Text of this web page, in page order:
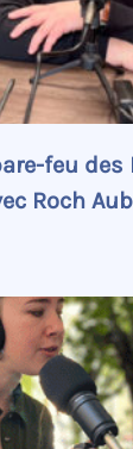
feu des
Roch